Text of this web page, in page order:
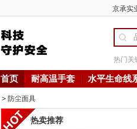
京承实
热门关
首页 耐高温手套 水平生命线
> 防尘面具
热卖推荐